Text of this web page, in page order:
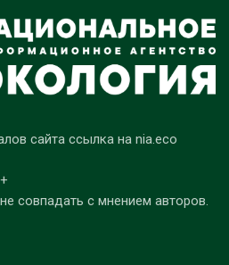
сайта ссылка на nia.eco
совпадать с мнением авторов.